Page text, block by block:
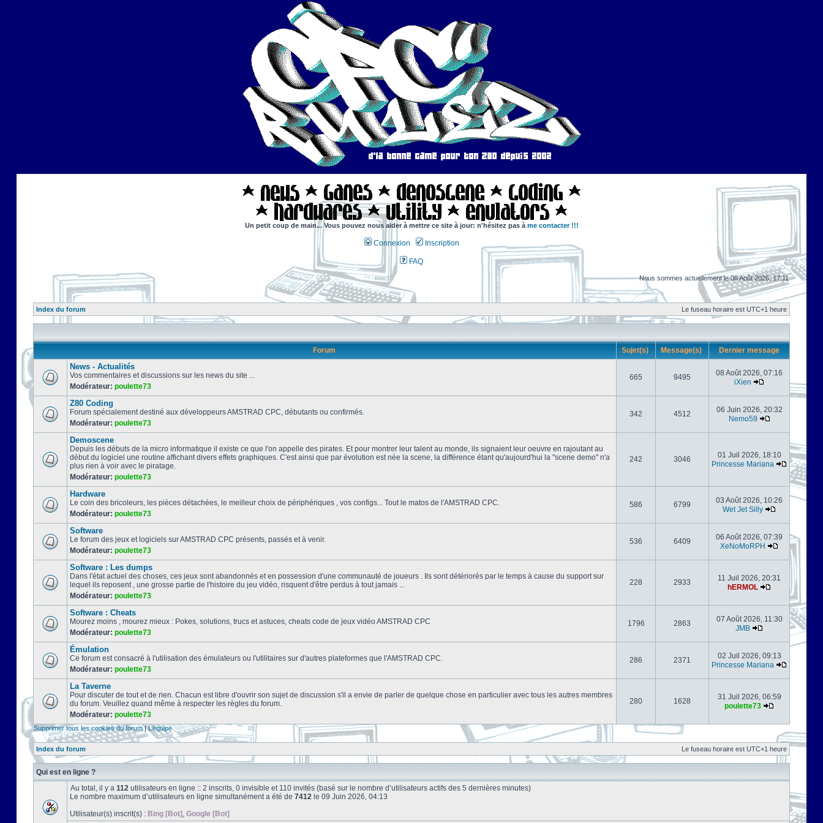
Un petit coup de main... Vous pouvez nous aider à mettre ce site à jour: n'hésitez pas à me contacter !!!
Connexion Inscription
FAQ
Nous sommes actuellement le 08 Août 2026, 17:11
Index du forum Le fuseau horaire est UTC+1 heure
Forum Sujet(s) Message(s) Dernier message
News - Actualités
Vos commentaires et discussions sur les news du site ...
Modérateur: poulette73
665 9495
08 Août 2026, 07:16
iXien
Z80 Coding
Forum spécialement destiné aux développeurs AMSTRAD CPC, débutants ou confirmés.
Modérateur: poulette73
342 4512
06 Juin 2026, 20:32
Nemo59
Demoscene
Depuis les débuts de la micro informatique il existe ce que l'on appelle des pirates. Et pour montrer leur talent au monde, ils signaient leur oeuvre en rajoutant au
début du logiciel une routine affichant divers effets graphiques. C'est ainsi que par évolution est née la scene, la différence étant qu'aujourd'hui la "scene demo" n'a
plus rien à voir avec le piratage.
Modérateur: poulette73
242 3046
01 Juil 2026, 18:10
Princesse Mariana
Hardware
Le coin des bricoleurs, les pièces détachées, le meilleur choix de périphériques , vos configs... Tout le matos de l'AMSTRAD CPC.
Modérateur: poulette73
586 6799
03 Août 2026, 10:26
Wet Jet Silly
Software
Le forum des jeux et logiciels sur AMSTRAD CPC présents, passés et à venir.
Modérateur: poulette73
536 6409
06 Août 2026, 07:39
XeNoMoRPH
Software : Les dumps
Dans l'état actuel des choses, ces jeux sont abandonnés et en possession d'une communauté de joueurs . Ils sont détériorés par le temps à cause du support sur
lequel ils reposent , une grosse partie de l'histoire du jeu vidéo, risquent d'être perdus à tout jamais ...
Modérateur: poulette73
228 2933
11 Juil 2026, 20:31
hERMOL
Software : Cheats
Mourez moins , mourez mieux : Pokes, solutions, trucs et astuces, cheats code de jeux vidéo AMSTRAD CPC
Modérateur: poulette73
1796 2863
07 Août 2026, 11:30
JMB
Émulation
Ce forum est consacré à l'utilisation des émulateurs ou l'utilitaires sur d'autres plateformes que l'AMSTRAD CPC.
Modérateur: poulette73
286 2371
02 Juil 2026, 09:13
Princesse Mariana
La Taverne
Pour discuter de tout et de rien. Chacun est libre d'ouvrir son sujet de discussion s'il a envie de parler de quelque chose en particulier avec tous les autres membres
du forum. Veuillez quand même à respecter les règles du forum.
Modérateur: poulette73
280 1628
31 Juil 2026, 06:59
poulette73
Supprimer tous les cookies du forum|L’équipe
Index du forum Le fuseau horaire est UTC+1 heure
Qui est en ligne ?
Au total, il y a 112 utilisateurs en ligne :: 2 inscrits, 0 invisible et 110 invités (basé sur le nombre d’utilisateurs actifs des 5 dernières minutes)
Le nombre maximum d’utilisateurs en ligne simultanément a été de 7412 le 09 Juin 2026, 04:13
Utilisateur(s) inscrit(s) : Bing [Bot] , Google [Bot]